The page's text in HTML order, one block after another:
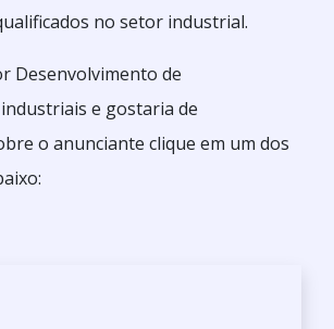
no setor industrial.
Desenvolvimento de
e gostaria de
o anunciante clique em um dos